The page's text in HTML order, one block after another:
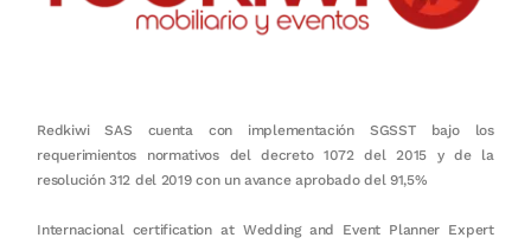
Redkiwi SAS cuenta con implementación SGSST bajo los
requerimientos normativos del decreto 1072 del 2015 y de la
resolución 312 del 2019 con un avance aprobado del 91,5%
Internacional certification at Wedding and Event Planner Expert